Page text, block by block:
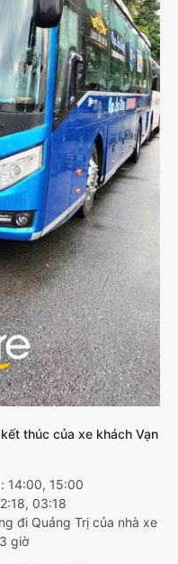
thúc của xe khách Vạn
14:00, 15:00
03:18
đi Quảng Trị của nhà xe
giờ